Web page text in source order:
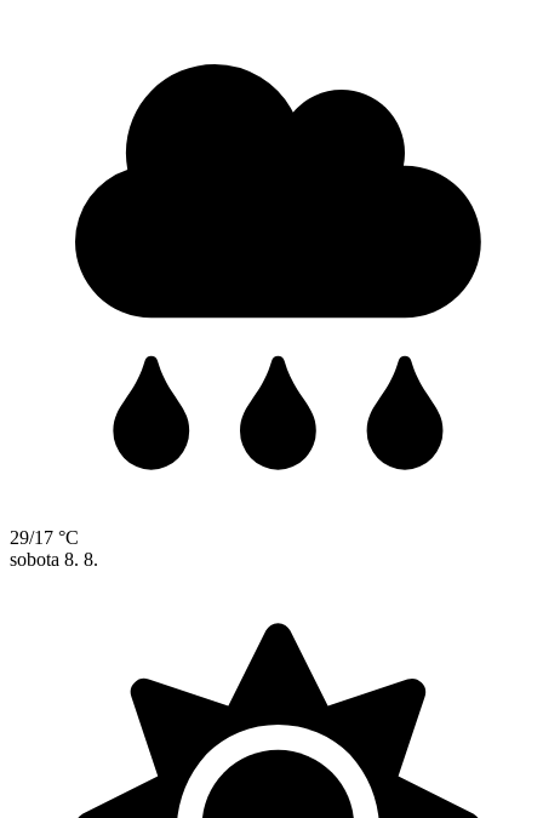
29/17 °C
sobota 8. 8.